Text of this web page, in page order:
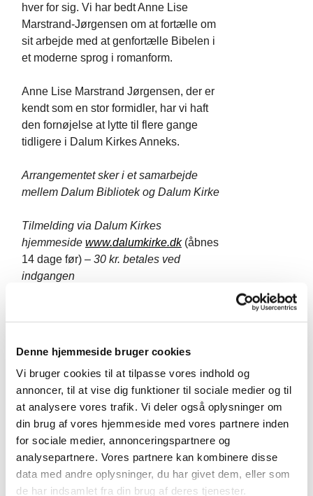
Denne hjemmeside bruger cookies
Vi bruger cookies til at tilpasse vores indhold og
annoncer, til at vise dig funktioner til sociale medier og til
at analysere vores trafik. Vi deler også oplysninger om
din brug af vores hjemmeside med vores partnere inden
for sociale medier, annonceringspartnere og
analysepartnere. Vores partnere kan kombinere disse
data med andre oplysninger, du har givet dem, eller som
de har indsamlet fra din brug af deres tjenester.
hver for sig. Vi har bedt Anne Lise
Marstrand-Jørgensen om at fortælle om
sit arbejde med at genfortælle Bibelen i
et moderne sprog i romanform.
Anne Lise Marstrand Jørgensen, der er
kendt som en stor formidler, har vi haft
den fornøjelse at lytte til flere gange
tidligere i Dalum Kirkes Anneks.
Arrangementet sker i et samarbejde
mellem Dalum Bibliotek og Dalum Kirke
Tilmelding via Dalum Kirkes
hjemmeside www.dalumkirke.dk (åbnes
14 dage før) – 30 kr. betales ved
indgangen